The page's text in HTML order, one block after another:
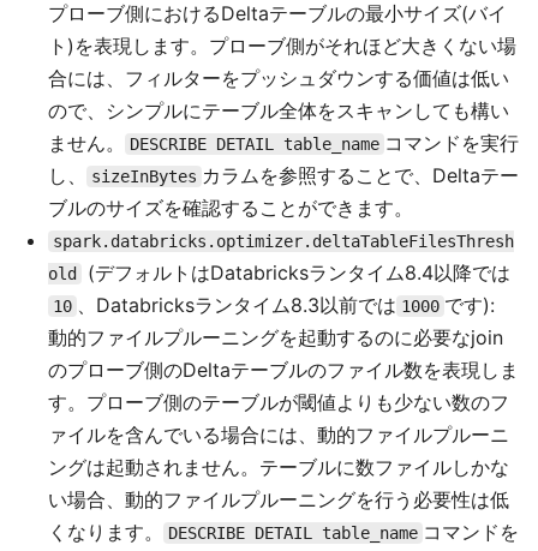
プローブ側におけるDeltaテーブルの最小サイズ(バイ
ト)を表現します。プローブ側がそれほど大きくない場
合には、フィルターをプッシュダウンする価値は低い
ので、シンプルにテーブル全体をスキャンしても構い
ません。
DESCRIBE DETAIL table_name コマンドを実行
し、
sizeInBytes カラムを参照することで、Deltaテー
ブルのサイズを確認することができます。
spark.databricks.optimizer.deltaTableFilesThresh
old
(デフォルトはDatabricksランタイム8.4以降では
10 、Databricksランタイム8.3以前では 1000 です):
動的ファイルプルーニングを起動するのに必要なjoin
のプローブ側のDeltaテーブルのファイル数を表現しま
す。プローブ側のテーブルが閾値よりも少ない数のフ
ァイルを含んでいる場合には、動的ファイルプルーニ
ングは起動されません。テーブルに数ファイルしかな
い場合、動的ファイルプルーニングを行う必要性は低
くなります。
DESCRIBE DETAIL table_name コマンドを